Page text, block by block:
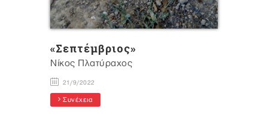
«Σεπτέμβριος»
Νίκος Πλατύραχος
21/9/2022
Συνέχεια